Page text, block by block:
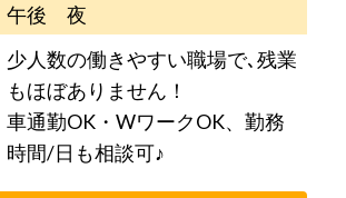
午後 夜
少人数の働きやすい職場で､残業
もほぼありません！
車通勤OK・WワークOK、勤務
時間/日も相談可♪